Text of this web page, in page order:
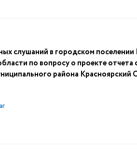
слушаний в городском
по вопросу о проекте
района Красноярский